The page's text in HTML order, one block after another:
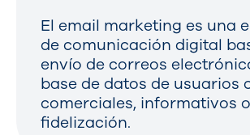
El email marketing es una
de comunicación digital
envío de correos
base de datos de usuarios
comerciales, informativos
fidelización.